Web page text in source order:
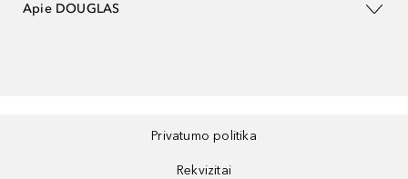
Apie DOUGLAS
Privatumo politika
Rekvizitai